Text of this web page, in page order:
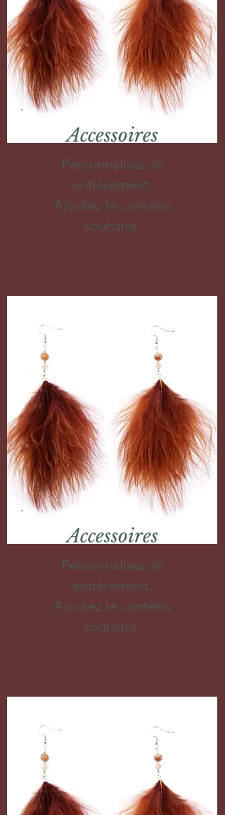
Accessoires
Personnalisez-le
entièrement.
Ajoutez le contenu
souhaité.
Accessoires
Personnalisez-le
entièrement.
Ajoutez le contenu
souhaité.